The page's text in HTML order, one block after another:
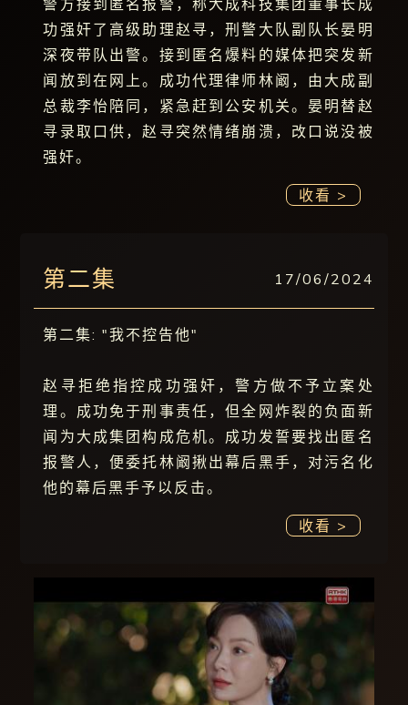
警方接到匿名报警，称大成科技集团董事长成
功强奸了高级助理赵寻，刑警大队副队长晏明
深夜带队出警。接到匿名爆料的媒体把突发新
闻放到在网上。成功代理律师林阚，由大成副
总裁李怡陪同，紧急赶到公安机关。晏明替赵
寻录取口供，赵寻突然情绪崩溃，改口说没被
强奸。
收看 >
第二集 17/06/2024
第二集: "我不控告他"
赵寻拒绝指控成功强奸，警方做不予立案处
理。成功免于刑事责任，但全网炸裂的负面新
闻为大成集团构成危机。成功发誓要找出匿名
报警人，便委托林阚揪出幕后黑手，对污名化
他的幕后黑手予以反击。
收看 >